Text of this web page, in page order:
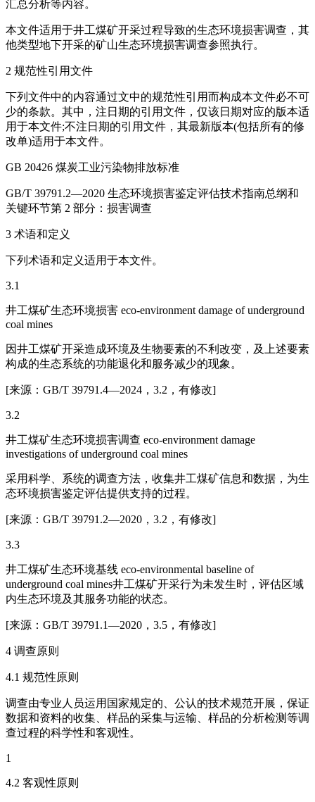
汇总分析等内容。
本文件适用于井工煤矿开采过程导致的生态环境损害调查，其
他类型地下开采的矿山生态环境损害调查参照执行。
2 规范性引用文件
下列文件中的内容通过文中的规范性引用而构成本文件必不可
少的条款。其中，注日期的引用文件，仅该日期对应的版本适
用于本文件;不注日期的引用文件，其最新版本(包括所有的修
改单)适用于本文件。
GB 20426 煤炭工业污染物排放标准
GB/T 39791.2—2020 生态环境损害鉴定评估技术指南总纲和
关键环节第 2 部分：损害调查
3 术语和定义
下列术语和定义适用于本文件。
3.1
井工煤矿生态环境损害 eco‑environment damage of underground
coal mines
因井工煤矿开采造成环境及生物要素的不利改变，及上述要素
构成的生态系统的功能退化和服务减少的现象。
[来源：GB/T 39791.4—2024，3.2，有修改]
3.2
井工煤矿生态环境损害调查 eco‑environment damage
investigations of underground coal mines
采用科学、系统的调查方法，收集井工煤矿信息和数据，为生
态环境损害鉴定评估提供支持的过程。
[来源：GB/T 39791.2—2020，3.2，有修改]
3.3
井工煤矿生态环境基线 eco‑environmental baseline of
underground coal mines井工煤矿开采行为未发生时，评估区域
内生态环境及其服务功能的状态。
[来源：GB/T 39791.1—2020，3.5，有修改]
4 调查原则
4.1 规范性原则
调查由专业人员运用国家规定的、公认的技术规范开展，保证
数据和资料的收集、样品的采集与运输、样品的分析检测等调
查过程的科学性和客观性。
1
4.2 客观性原则